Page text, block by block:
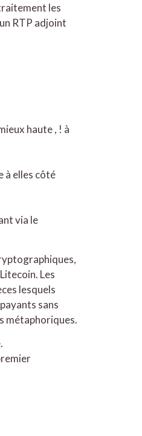
les
RTP adjoint
haute , ! à
à elles côté
via le
Les
lesquels
sans
métaphoriques.